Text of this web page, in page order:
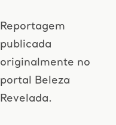
Reportagem
publicada
originalmente no
portal Beleza
Revelada.